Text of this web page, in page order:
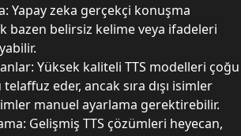
Yapay zeka gerçekçi konuşma
bazen belirsiz kelime veya ifadeleri
Yüksek kaliteli TTS modelleri çoğu
eder, ancak sıra dışı isimler
manuel ayarlama gerektirebilir.
Gelişmiş TTS çözümleri heyecan,